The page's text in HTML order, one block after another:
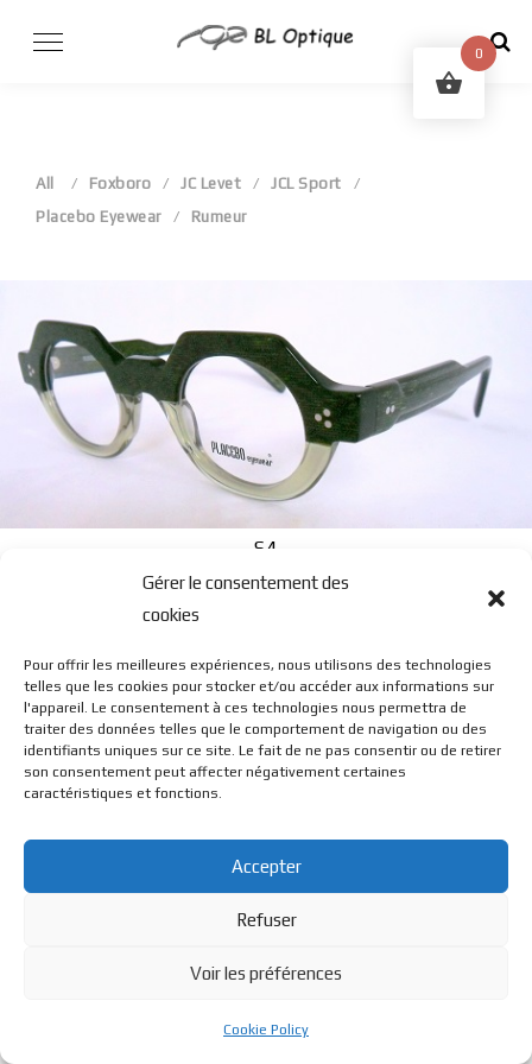
Gérer le consentement des
cookies
Pour offrir les meilleures expériences, nous utilisons des technologies
telles que les cookies pour stocker et/ou accéder aux informations sur
l'appareil. Le consentement à ces technologies nous permettra de
traiter des données telles que le comportement de navigation ou des
identifiants uniques sur ce site. Le fait de ne pas consentir ou de retirer
son consentement peut affecter négativement certaines
caractéristiques et fonctions.
Accepter
Refuser
Voir les préférences
Cookie Policy
All Foxboro JC Levet
JCL Sport
Placebo Eyewear
Rumeur
S4
© BL Optique - 22 Rue de la Cueille - 39170 Lavans Les St
0